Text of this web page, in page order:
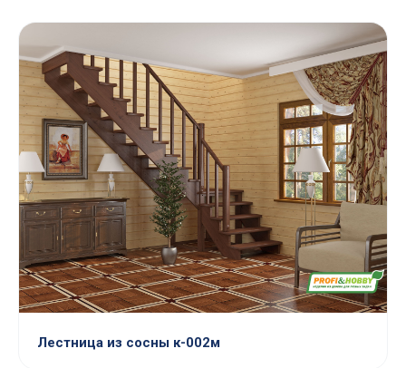
Лестница из сосны к-002м